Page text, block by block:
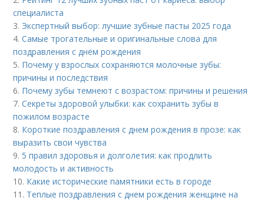
специалиста
3. Экспертный выбор: лучшие зубные пасты 2025 года
4.Самые трогательные и оригинальные слова для
поздравления с днём рождения
5. Почему у взрослых сохраняются молочные зубы:
причины и последствия
6. Почему зубы темнеют с возрастом: причины и решения
7.Секреты здоровой улыбки: как сохранить зубы в
пожилом возрасте
8. Короткие поздравления с днем рождения в прозе: как
выразить свои чувства
9. 5 правил здоровья и долголетия: как продлить
молодость и активность
10. Какие исторические памятники есть в городе
11. Теплые поздравления с днем рождения женщине на